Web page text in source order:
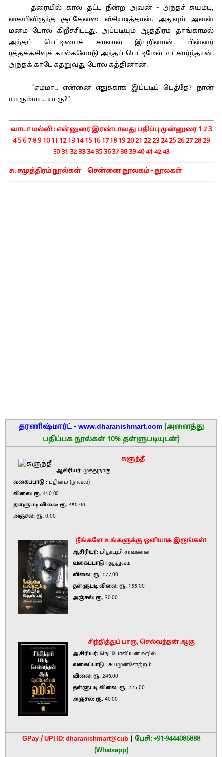
தரையில் கால் தட்ட நின்ற அவன் - அந்தச் சுயம்பு,
கையிலிருந்த சூட்கேஸை வீசியடித்தான். அதுவும் அவன்
மனம் போல் கிறீச்சிட்டது. அப்படியும் ஆத்திரம் தாங்காமல்
அந்தப் பெட்டியைக் காலால் இடறினான். பின்னர்
ரத்தக்கசிவுக் கால்களோடு அந்தப் பெட்டிமேல் உட்கார்ந்தான்.
அந்தக் காடே கதறுவது போல் கத்தினான்.
"எம்மா... என்னை எதுக்காக இப்படிப் பெத்தே? நான்
யாரும்மா... யாரு?"
வாடா மல்லி :என்னுரைஇரண்டாவது பதிப்பு முன்னுரை1 23
4567891011 12131415161718192021 2223242526272829
3031 32333435363738394041 4243
சு. சமுத்திரம் நூல்கள்| சென்னை நூலகம் - நூல்கள்
தரணிஷ்மார்ட் - www.dharanishmart.com (அனைத்து
பதிப்பக நூல்கள் 10% தள்ளுபடியுடன்)
சுளுந்தீ
ஆசிரியர்: முத்துநாகு
வகைப்பாடு : புதினம் (நாவல்)
விலை: ரூ. 450.00
தள்ளுபடி விலை: ரூ. 450.00
அஞ்சல்: ரூ. 0.00
நீங்களே உங்களுக்கு ஒளியாக இருங்கள்!
ஆசிரியர்: மித்ரபூமி சரவணன்
வகைப்பாடு : தத்துவம்
விலை: ரூ. 177.00
தள்ளுபடி விலை: ரூ. 155.00
அஞ்சல்: ரூ. 30.00
சிந்தித்துப் பாரு, செல்வந்தன் ஆகு
ஆசிரியர்: நெப்போலியன் ஹில்
வகைப்பாடு : சுயமுன்னேற்றம்
விலை: ரூ. 249.00
தள்ளுபடி விலை: ரூ. 225.00
அஞ்சல்: ரூ. 40.00
GPay / UPI ID: dharanishmart@cub
பேசி: +91-9444086888
(Whatsapp)